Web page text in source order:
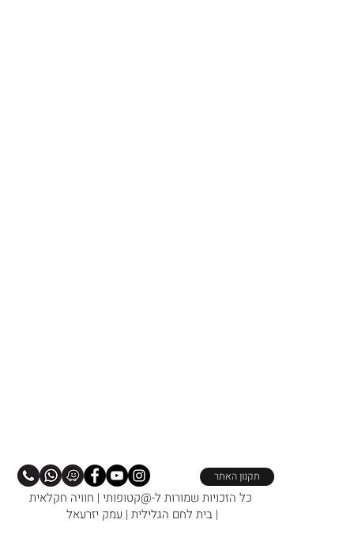
תקנון האתר
כל הזכויות שמורות ל-@קטופותי | חוויה חקלאית
| בית לחם הגלילית | עמק יזרעאל